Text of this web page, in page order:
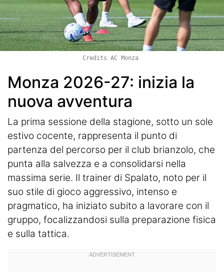
Credits AC Monza
Monza 2026-27: inizia la
nuova avventura
La prima sessione della stagione, sotto un sole
estivo cocente, rappresenta il punto di
partenza del percorso per il club brianzolo, che
punta alla salvezza e a consolidarsi nella
massima serie. Il trainer di Spalato, noto per il
suo stile di gioco aggressivo, intenso e
pragmatico, ha iniziato subito a lavorare con il
gruppo, focalizzandosi sulla preparazione fisica
e sulla tattica.